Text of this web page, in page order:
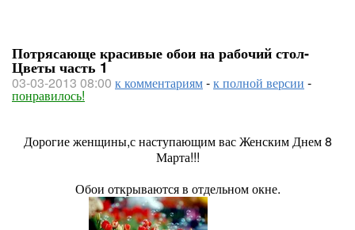
Потрясающе красивые обои на рабочий стол-
Цветы часть 1
03-03-2013 08:00 к комментариям-к полной версии -
понравилось!
Дорогие женщины,с наступающим вас Женским Днем 8
Марта!!!
Обои открываются в отдельном окне.